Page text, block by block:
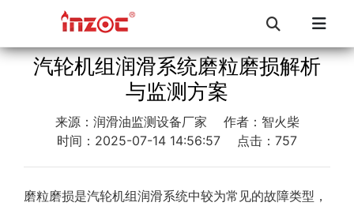
汽轮机组润滑系统磨粒磨损解析
与监测方案
来源：润滑油监测设备厂家
作者：智火柴
时间：2025-07-14 14:56:57
点击：757
磨粒磨损是汽轮机组润滑系统中较为常见的故障类型，